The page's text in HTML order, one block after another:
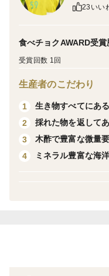
当たりを良くする栽
＜産地の特徴＞
切った空が特徴的で
瞬いて見えることか
す。日中と夜の寒暖
果物を栽培することが
23いい
食べチョクAWARD受賞
受賞回数 1回
生産者のこだわり
1
生き物すべてにあ
2
採れた物を返して
3
木酢で豊富な微量
4
ミネラル豊富な海